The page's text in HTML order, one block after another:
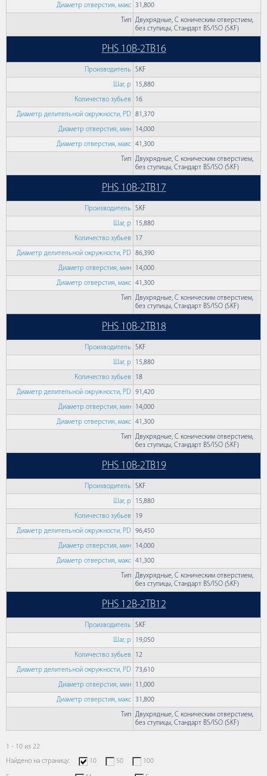
Диаметр отверстия, макс 31,800
Тип Двухрядные, С коническим отверстием,
без ступицы, Стандарт BS/ISO (SKF)
PHS 10B-2TB16
Производитель SKF
Шаг, p 15,880
Количество зубьев 16
Диаметр делительной окружности, PD 81,370
Диаметр отверстия, мин 14,000
Диаметр отверстия, макс 41,300
Тип Двухрядные, С коническим отверстием,
без ступицы, Стандарт BS/ISO (SKF)
PHS 10B-2TB17
Производитель SKF
Шаг, p 15,880
Количество зубьев 17
Диаметр делительной окружности, PD 86,390
Диаметр отверстия, мин 14,000
Диаметр отверстия, макс 41,300
Тип Двухрядные, С коническим отверстием,
без ступицы, Стандарт BS/ISO (SKF)
PHS 10B-2TB18
Производитель SKF
Шаг, p 15,880
Количество зубьев 18
Диаметр делительной окружности, PD 91,420
Диаметр отверстия, мин 14,000
Диаметр отверстия, макс 41,300
Тип Двухрядные, С коническим отверстием,
без ступицы, Стандарт BS/ISO (SKF)
PHS 10B-2TB19
Производитель SKF
Шаг, p 15,880
Количество зубьев 19
Диаметр делительной окружности, PD 96,450
Диаметр отверстия, мин 14,000
Диаметр отверстия, макс 41,300
Тип Двухрядные, С коническим отверстием,
без ступицы, Стандарт BS/ISO (SKF)
PHS 12B-2TB12
Производитель SKF
Шаг, p 19,050
Количество зубьев 12
Диаметр делительной окружности, PD 73,610
Диаметр отверстия, мин 11,000
Диаметр отверстия, макс 31,800
Тип Двухрядные, С коническим отверстием,
без ступицы, Стандарт BS/ISO (SKF)
1 - 10 из 22
Найдено на страницу:
10 50 100